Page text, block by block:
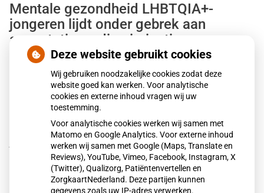
Mentale gezondheid LHBTQIA+-
jongeren lijdt onder gebrek aan
acceptatie en discriminatie
LHBTQIA+-jongeren ervaren vaker mentale
gezondheidsproblemen dan leeftijdsgenoten. Gebrek aan
acceptatie, discriminatie en agressie spelen hierbij een
grote rol. Jongeren die zichzelf kunnen zijn, voelen zich
mentaal beter. Volgens het RIVM beschikken LHBTQIA+-
jongvolwassenen minder vaak over beschermende
factoren zoals weerbaarheid, wat hun mentale gezondheid
verder onder druk zet.
Deze website gebruikt cookies
Wij gebruiken noodzakelijke cookies zodat deze
website goed kan werken. Voor analytische
cookies en externe inhoud vragen wij uw
toestemming.
Voor analytische cookies werken wij samen met
Matomo en Google Analytics. Voor externe inhoud
werken wij samen met Google (Maps, Translate en
Reviews), YouTube, Vimeo, Facebook, Instagram, X
(Twitter), Qualizorg, Patiëntenvertellen en
ZorgkaartNederland. Deze partijen kunnen
gegevens zoals uw IP-adres verwerken.